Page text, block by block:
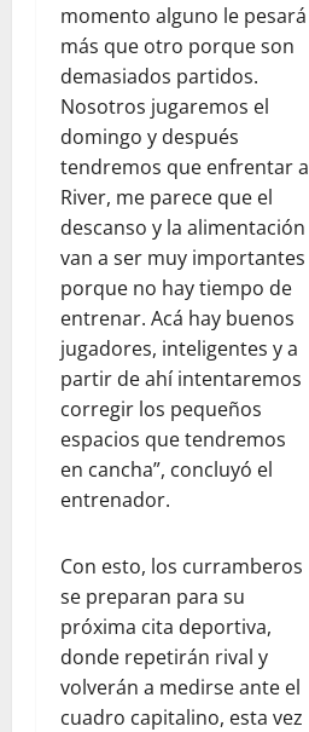
momento alguno le pesará
más que otro porque son
demasiados partidos.
Nosotros jugaremos el
domingo y después
tendremos que enfrentar a
River, me parece que el
descanso y la alimentación
van a ser muy importantes
porque no hay tiempo de
entrenar. Acá hay buenos
jugadores, inteligentes y a
partir de ahí intentaremos
corregir los pequeños
espacios que tendremos
en cancha”, concluyó el
entrenador.
Con esto, los curramberos
se preparan para su
próxima cita deportiva,
donde repetirán rival y
volverán a medirse ante el
cuadro capitalino, esta vez